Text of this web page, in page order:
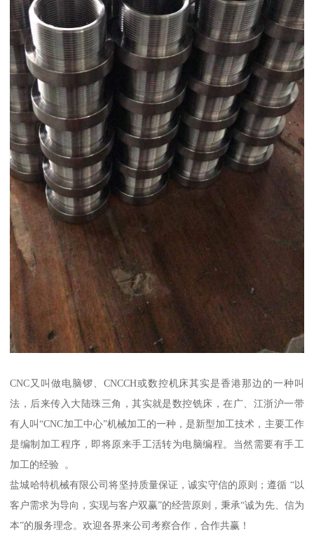
CNC又叫做电脑锣、CNCCH或数控机床其实是香港那边的一种叫
法，后来传入大陆珠三角，其实就是数控铣床，在广、江浙沪一带
有人叫“CNC加工中心”机械加工的一种，是新型加工技术，主要工作
是编制加工程序，即将原来手工活转为电脑编程。当然需要有手工
加工的经验 。
盐城哈特机械有限公司将坚持质量保证，诚实守信的原则；遵循 “以
客户需求为导向，实现与客户双赢”的经营原则，秉承“诚为先、信为
本”的服务理念。欢迎各界来公司考察合作，合作共赢！